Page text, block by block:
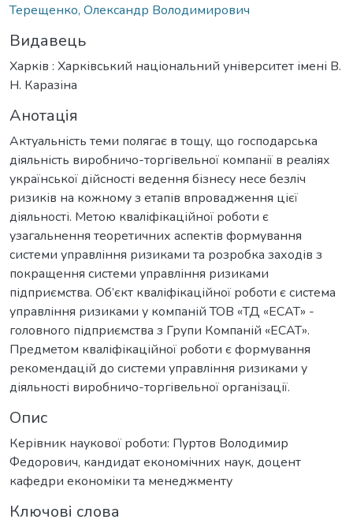
Терещенко, Олександр Володимирович
Видавець
Харків : Харківський національний університет імені В.
Н. Каразіна
Анотація
Актуальність теми полягає в тощу, що господарська
діяльність виробничо-торгівельної компанії в реаліях
української дійсності ведення бізнесу несе безліч
ризиків на кожному з етапів впровадження цієї
діяльності. Метою кваліфікаційної роботи є
узагальнення теоретичних аспектів формування
системи управління ризиками та розробка заходів з
покращення системи управління ризиками
підприємства. Об’єкт кваліфікаційної роботи є система
управління ризиками у компаній ТОВ «ТД «ЕСАТ» -
головного підприємства з Групи Компаній «ЕСАТ».
Предметом кваліфікаційної роботи є формування
рекомендацій до системи управління ризиками у
діяльності виробничо-торгівельної організації.
Опис
Керівник наукової роботи: Пуртов Володимир
Федорович, кандидат економічних наук, доцент
кафедри економіки та менеджменту
Ключові слова